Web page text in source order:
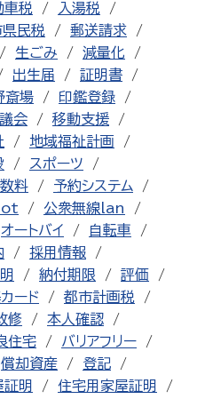
車税
入湯税
県民税
郵送請求
生ごみ
減量化
出生届
証明書
斎場
印鑑登録
会
移動支援
地域福祉計画
スポーツ
料
予約システム
公衆無線lan
オートバイ
自転車
採用情報
納付期限
評価
ード
都市計画税
修
本人確認
住宅
バリアフリー
償却資産
登記
証明
住宅用家屋証明